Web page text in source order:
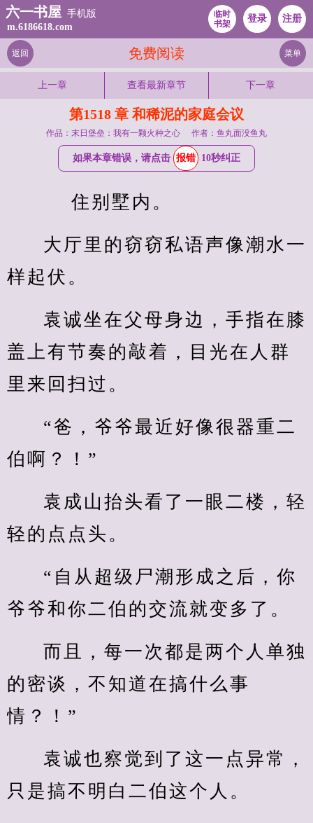
六一书屋 手机版
m.6186618.com
临时
书架
登录 注册
免费阅读
返回 菜单
上一章 查看最新章节 下一章
第1518 章 和稀泥的家庭会议
作品：末日堡垒：我有一颗火种之心 作者：鱼丸面没鱼丸
如果本章错误，请点击 报错 10秒纠正
    住别墅内。
大厅里的窃窃私语声像潮水一
样起伏。
袁诚坐在父母身边，手指在膝
盖上有节奏的敲着，目光在人群
里来回扫过。
“爸，爷爷最近好像很器重二
伯啊？！”
袁成山抬头看了一眼二楼，轻
轻的点点头。
“自从超级尸潮形成之后，你
爷爷和你二伯的交流就变多了。
而且，每一次都是两个人单独
的密谈，不知道在搞什么事
情？！”
袁诚也察觉到了这一点异常，
只是搞不明白二伯这个人。